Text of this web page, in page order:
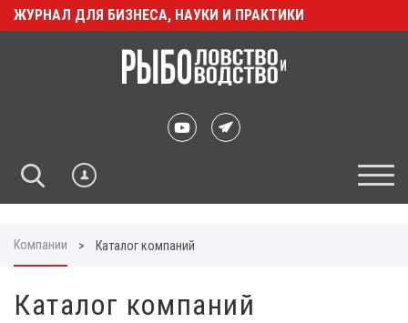
ЖУРНАЛ ДЛЯ БИЗНЕСА, НАУКИ И ПРАКТИКИ
Компании > Каталог компаний
Каталог компаний